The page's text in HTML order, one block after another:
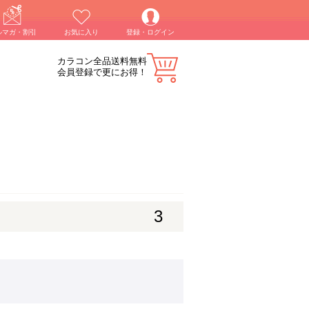
マガ・割引 お気に入り 登録・ログイン
カラコン全品送料無料
会員登録で更にお得！
3